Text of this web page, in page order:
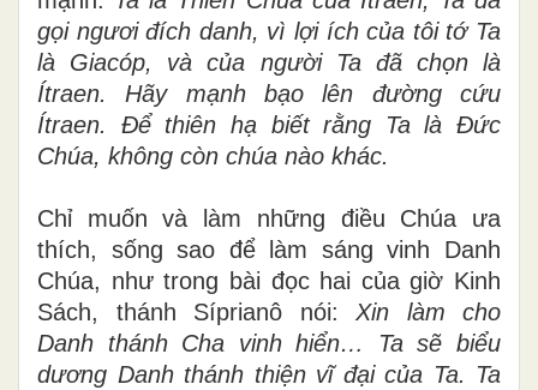
gọi ngươi đích danh, vì lợi ích của tôi tớ Ta
là Giacóp, và của người Ta đã chọn là
Ítraen.
Hãy mạnh bạo lên đường cứu
Ítraen.
Để thiên hạ biết rằng Ta là Đức
Chúa, không còn chúa nào khác.
Chỉ muốn và làm những điều Chúa ưa
thích, sống sao để làm sáng vinh Danh
Chúa, như trong bài đọc hai của giờ Kinh
Sách, thánh Síprianô nói: Xin làm cho
Danh thánh Cha vinh hiển… Ta sẽ biểu
dương Danh thánh thiện vĩ đại của Ta. Ta